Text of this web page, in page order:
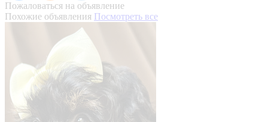
Пожаловаться на объявление
Похожие объявления Посмотреть все